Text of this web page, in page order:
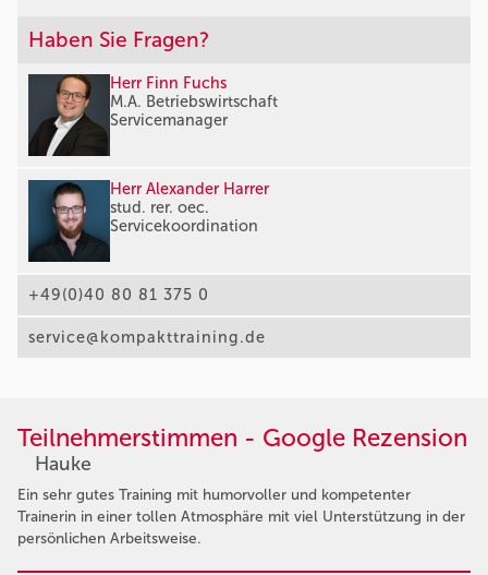
Haben Sie Fragen?
Herr Finn Fuchs
M.A. Betriebswirtschaft
Servicemanager
Herr Alexander Harrer
stud. rer. oec.
Servicekoordination
+49(0)40 80 81 375 0
service@kompakttraining.de
Teilnehmerstimmen - Google Rezension
Hauke
Ein sehr gutes Training mit humorvoller und kompetenter
Trainerin in einer tollen Atmosphäre mit viel Unterstützung in der
persönlichen Arbeitsweise.